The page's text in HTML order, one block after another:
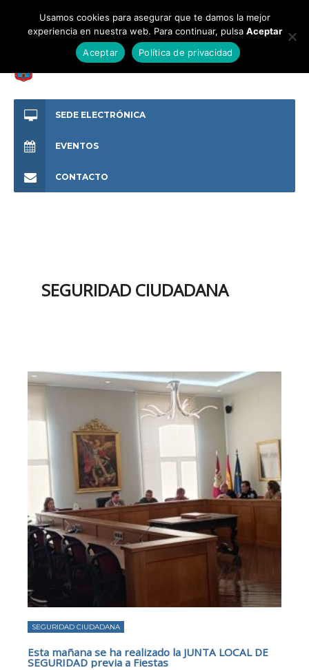
SEDE ELECTRÓNICA
EVENTOS
CONTACTO
SEGURIDAD CIUDADANA
SEGURIDAD CIUDADANA
Esta mañana se ha realizado la JUNTA LOCAL DE
SEGURIDAD previa a Fiestas
Usamos cookies para asegurar que te damos la mejor
experiencia en nuestra web. Para continuar, pulsa Aceptar
Aceptar
Política de privacidad